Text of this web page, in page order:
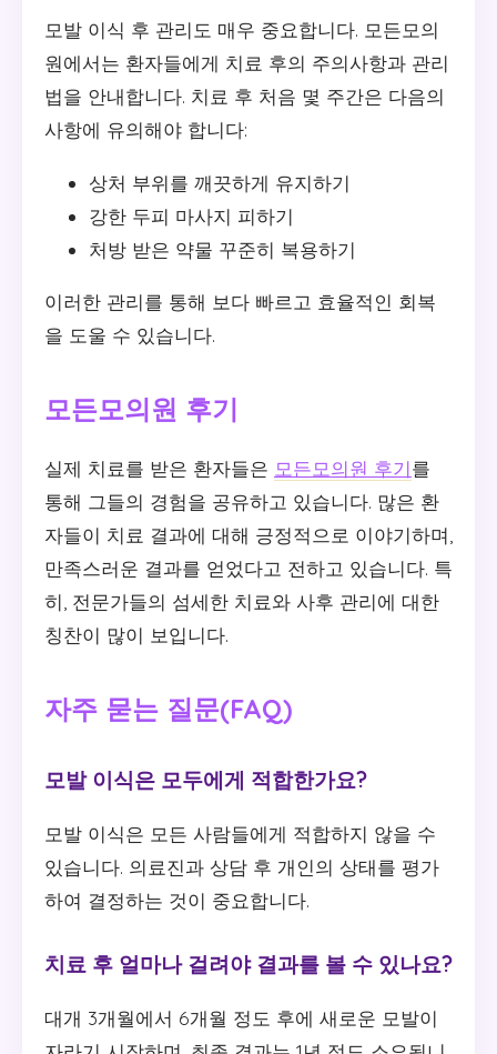
모발 이식 후 관리도 매우 중요합니다. 모든모의
원에서는 환자들에게 치료 후의 주의사항과 관리
법을 안내합니다. 치료 후 처음 몇 주간은 다음의
사항에 유의해야 합니다:
상처 부위를 깨끗하게 유지하기
강한 두피 마사지 피하기
처방 받은 약물 꾸준히 복용하기
이러한 관리를 통해 보다 빠르고 효율적인 회복
을 도울 수 있습니다.
모든모의원 후기
실제 치료를 받은 환자들은 모든모의원 후기를
통해 그들의 경험을 공유하고 있습니다. 많은 환
자들이 치료 결과에 대해 긍정적으로 이야기하며,
만족스러운 결과를 얻었다고 전하고 있습니다. 특
히, 전문가들의 섬세한 치료와 사후 관리에 대한
칭찬이 많이 보입니다.
자주 묻는 질문(FAQ)
모발 이식은 모두에게 적합한가요?
모발 이식은 모든 사람들에게 적합하지 않을 수
있습니다. 의료진과 상담 후 개인의 상태를 평가
하여 결정하는 것이 중요합니다.
치료 후 얼마나 걸려야 결과를 볼 수 있나요?
대개 3개월에서 6개월 정도 후에 새로운 모발이